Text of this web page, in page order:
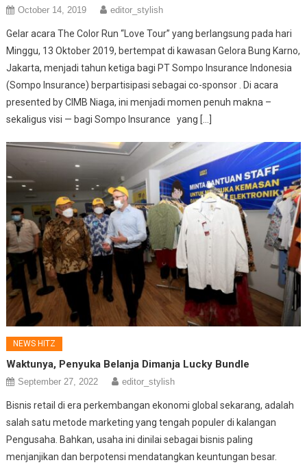
October 14, 2019 editor_stylish
Gelar acara The Color Run “Love Tour” yang berlangsung pada hari
Minggu, 13 Oktober 2019, bertempat di kawasan Gelora Bung Karno,
Jakarta, menjadi tahun ketiga bagi PT Sompo Insurance Indonesia
(Sompo Insurance) berpartisipasi sebagai co-sponsor . Di acara
presented by CIMB Niaga, ini menjadi momen penuh makna –
sekaligus visi — bagi Sompo Insurance yang […]
NEWS HITZ
Waktunya, Penyuka Belanja Dimanja Lucky Bundle
September 27, 2022 editor_stylish
Bisnis retail di era perkembangan ekonomi global sekarang, adalah
salah satu metode marketing yang tengah populer di kalangan
Pengusaha. Bahkan, usaha ini dinilai sebagai bisnis paling
menjanjikan dan berpotensi mendatangkan keuntungan besar.